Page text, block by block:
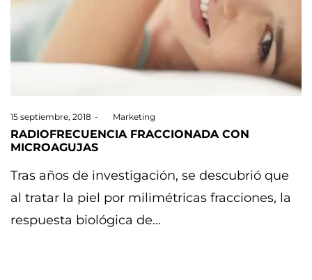
Posted
on
15 septiembre, 2018 Marketing
RADIOFRECUENCIA FRACCIONADA CON
MICROAGUJAS
Tras años de investigación, se descubrió que
al tratar la piel por milimétricas fracciones, la
respuesta biológica de…